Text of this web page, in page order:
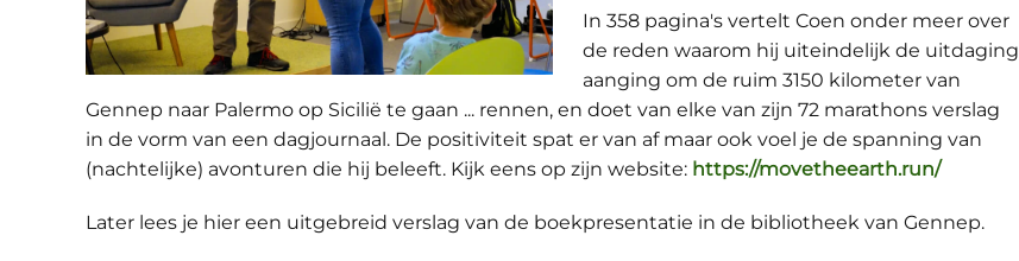
In 358 pagina's vertelt Coen onder meer over
de reden waarom hij uiteindelijk de uitdaging
aanging om de ruim 3150 kilometer van
Gennep naar Palermo op Sicilië te gaan ... rennen, en doet van elke van zijn 72 marathons verslag
in de vorm van een dagjournaal. De positiviteit spat er van af maar ook voel je de spanning van
(nachtelijke) avonturen die hij beleeft. Kijk eens op zijn website: https://movetheearth.run/
Later lees je hier een uitgebreid verslag van de boekpresentatie in de bibliotheek van Gennep.